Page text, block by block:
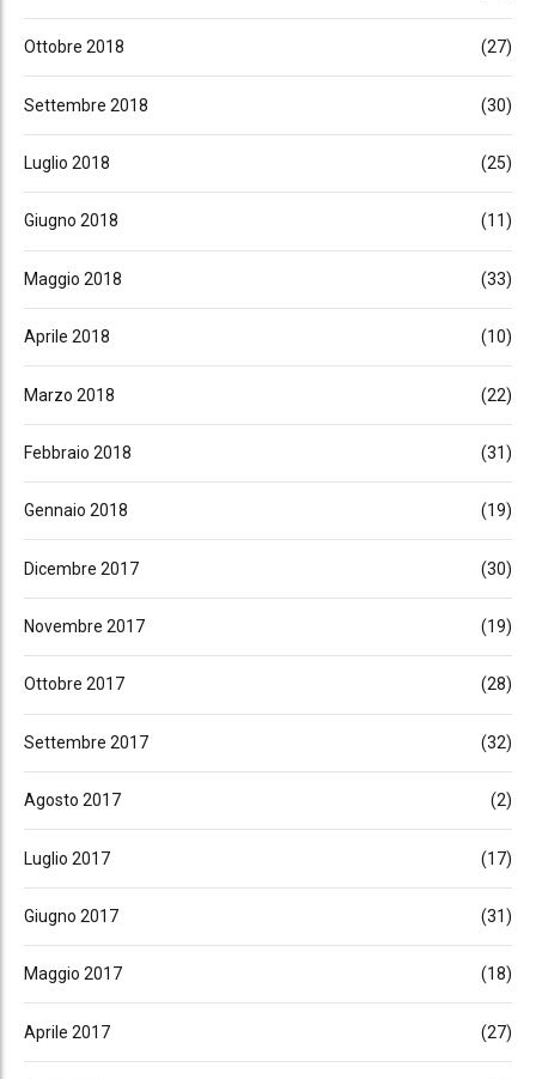
Ottobre 2018 (27)
Settembre 2018 (30)
Luglio 2018 (25)
Giugno 2018 (11)
Maggio 2018 (33)
Aprile 2018 (10)
Marzo 2018 (22)
Febbraio 2018 (31)
Gennaio 2018 (19)
Dicembre 2017 (30)
Novembre 2017 (19)
Ottobre 2017 (28)
Settembre 2017 (32)
Agosto 2017 (2)
Luglio 2017 (17)
Giugno 2017 (31)
Maggio 2017 (18)
Aprile 2017 (27)